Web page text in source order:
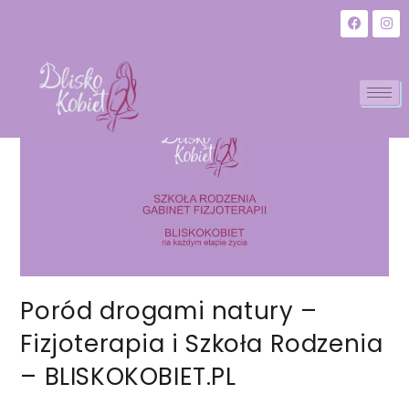
Poród drogami natury –
Fizjoterapia i Szkoła Rodzenia
– BLISKOKOBIET.PL